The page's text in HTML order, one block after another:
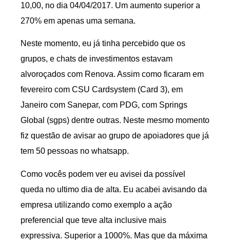
10,00, no dia 04/04/2017. Um aumento superior a
270% em apenas uma semana.
Neste momento, eu já tinha percebido que os
grupos, e chats de investimentos estavam
alvoroçados com Renova. Assim como ficaram em
fevereiro com CSU Cardsystem (Card 3), em
Janeiro com Sanepar, com PDG, com Springs
Global (sgps) dentre outras. Neste mesmo momento
fiz questão de avisar ao grupo de apoiadores que já
tem 50 pessoas no whatsapp.
Como vocês podem ver eu avisei da possível
queda no ultimo dia de alta. Eu acabei avisando da
empresa utilizando como exemplo a ação
preferencial que teve alta inclusive mais
expressiva. Superior a 1000%. Mas que da máxima